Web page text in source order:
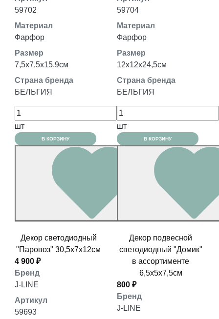
59702
Материал
Фарфор
Размер
7,5x7,5x15,9см
Страна бренда
БЕЛЬГИЯ
шт
В КОРЗИНУ
59704
Материал
Фарфор
Размер
12x12x24,5см
Страна бренда
БЕЛЬГИЯ
шт
В КОРЗИНУ
Декор светодиодный
"Паровоз" 30,5x7x12см
4 900 ₽
Бренд
J-LINE
Артикул
59693
Декор подвесной
светодиодный "Домик"
в ассортименте
6,5x5x7,5см
800 ₽
Бренд
J-LINE